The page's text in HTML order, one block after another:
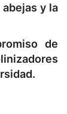
y la
de